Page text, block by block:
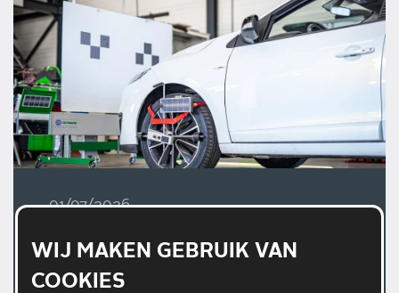
01/07/2026
AFSTELLING VAN
RIJHULPSYSTEMEN
WIJ MAKEN GEBRUIK VAN
COOKIES